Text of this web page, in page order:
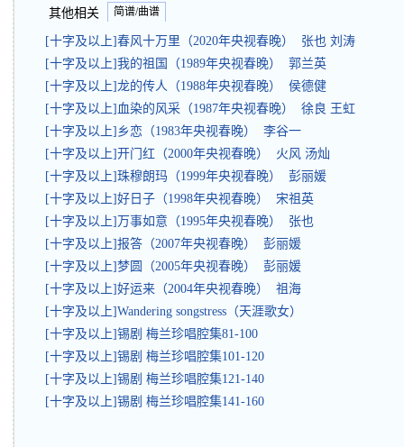
其他相关 简谱/曲谱
[十字及以上]春风十万里（2020年央视春晚） 张也 刘涛
[十字及以上]我的祖国（1989年央视春晚） 郭兰英
[十字及以上]龙的传人（1988年央视春晚） 侯德健
[十字及以上]血染的风采（1987年央视春晚） 徐良 王虹
[十字及以上]乡恋（1983年央视春晚） 李谷一
[十字及以上]开门红（2000年央视春晚） 火风 汤灿
[十字及以上]珠穆朗玛（1999年央视春晚） 彭丽媛
[十字及以上]好日子（1998年央视春晚） 宋祖英
[十字及以上]万事如意（1995年央视春晚） 张也
[十字及以上]报答（2007年央视春晚） 彭丽媛
[十字及以上]梦圆（2005年央视春晚） 彭丽媛
[十字及以上]好运来（2004年央视春晚） 祖海
[十字及以上]Wandering songstress（天涯歌女）
[十字及以上]锡剧 梅兰珍唱腔集81-100
[十字及以上]锡剧 梅兰珍唱腔集101-120
[十字及以上]锡剧 梅兰珍唱腔集121-140
[十字及以上]锡剧 梅兰珍唱腔集141-160